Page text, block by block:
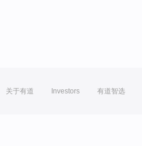
关于有道 Investors 有道智选